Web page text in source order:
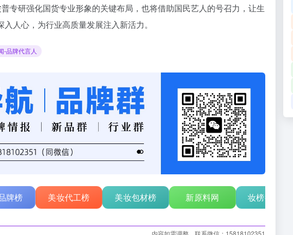
专研强化国货专业形象的关键布局，也将借助国民艺人的号召力，让生
人心，为行业高质量发展注入新活力。
-品牌代言人
牌榜 美妆代工榜 美妆包材榜 新原料网 妆榜行业招聘